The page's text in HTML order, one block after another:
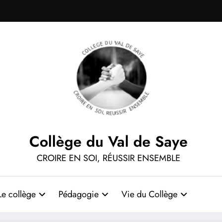
Collège du Val de Saye
CROIRE EN SOI, RÉUSSIR ENSEMBLE
collège Pédagogie Vie du Collège